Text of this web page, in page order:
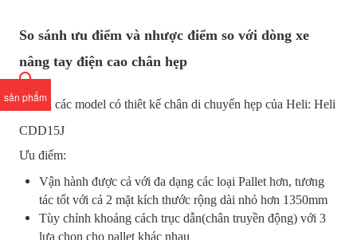
sản phẩm
So sánh ưu điểm và nhược điểm so với dòng xe
nâng tay điện cao chân hẹp
So với các model có thiêt kế chân di chuyển hẹp của Heli: Heli
CDD15J
Ưu điểm:
Vận hành được cả với đa dạng các loại Pallet hơn, tương
tác tốt với cả 2 mặt kích thước rộng dài nhỏ hơn 1350mm
Tùy chỉnh khoảng cách trục dẫn(chân truyền động) với 3
lựa chọn cho pallet khác nhau